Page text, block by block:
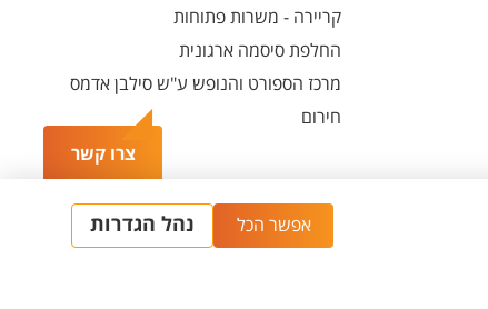
צרו קשר
קריירה - משרות פתוחות
החלפת סיסמה ארגונית
מרכז הספורט והנופש ע"ש סילבן אדמס
חירום